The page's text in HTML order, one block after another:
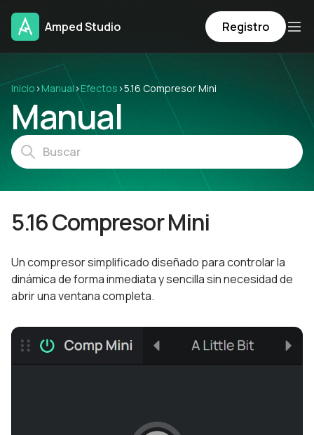
Amped Studio Registro
Inicio›Manual›Efectos ›5.16 Compresor Mini
Manual
5.16 Compresor Mini
Un compresor simplificado diseñado para controlar la
dinámica de forma inmediata y sencilla sin necesidad de
abrir una ventana completa.